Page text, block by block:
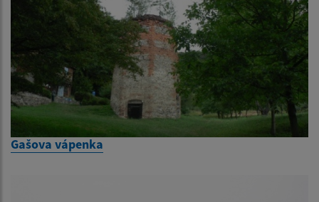
Gašova vápenka